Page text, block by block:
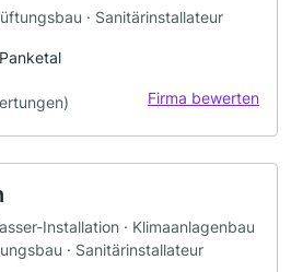
· Sanitärinstallateur
Firma bewerten
Installation · Klimaanlagenbau
· Sanitärinstallateur